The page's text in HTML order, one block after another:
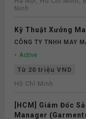
Ninh
Kỹ Thuật Xưởng
CÔNG TY TNHH MAY
Active
Từ 20 triệu VND
Hồ Chí Minh
[HCM] Giám Đốc
Manager